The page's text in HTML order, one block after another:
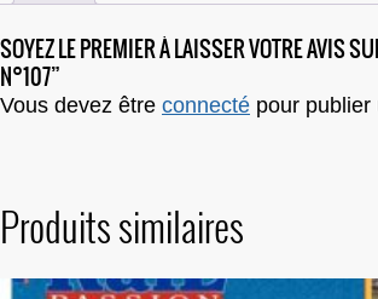
SOYEZ LE PREMIER À LAISSER VOTRE AVIS
N°107”
Vous devez être connecté pour publier
Produits similaires